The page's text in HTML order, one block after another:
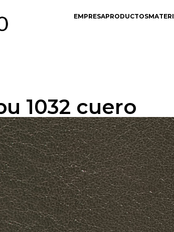
EMPRESAPRODUCTOS
1032 cuero